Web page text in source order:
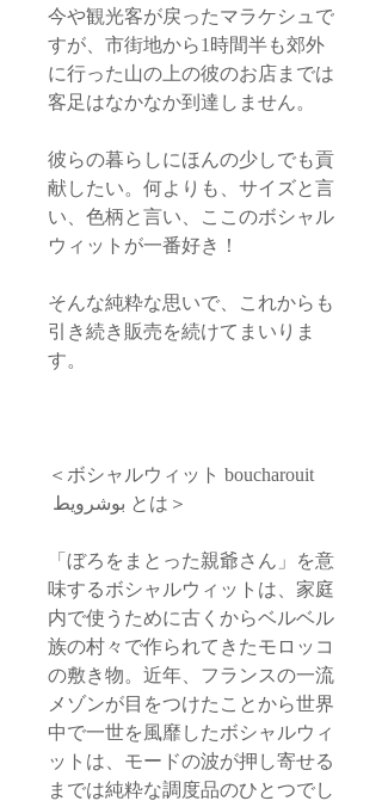
今や観光客が戻ったマラケシュで
すが、市街地から1時間半も郊外
に行った山の上の彼のお店までは
客足はなかなか到達しません。
彼らの暮らしにほんの少しでも貢
献したい。何よりも、サイズと言
い、色柄と言い、ここのボシャル
ウィットが一番好き！
そんな純粋な思いで、これからも
引き続き販売を続けてまいりま
す。
＜ボシャルウィット boucharouit
بوشرويط とは＞
「ぼろをまとった親爺さん」を意
味するボシャルウィットは、家庭
内で使うために古くからベルベル
族の村々で作られてきたモロッコ
の敷き物。近年、フランスの一流
メゾンが目をつけたことから世界
中で一世を風靡したボシャルウィ
ットは、モードの波が押し寄せる
までは純粋な調度品のひとつでし